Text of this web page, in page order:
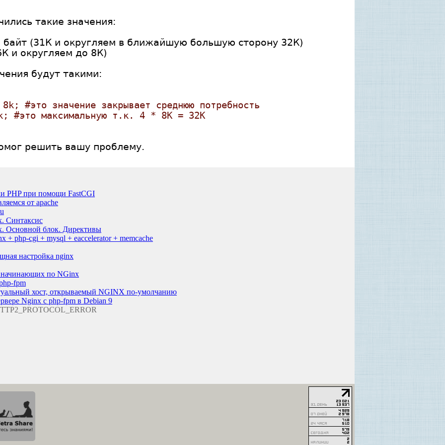
такие значения:
(31К и округляем в ближайшую большую сторону 32К)
и округляем до 8К)
будут такими:
#это значение закрывает среднюю потребность
максимальную т.к. 4 * 8К = 32К
решить вашу проблему.
PHP при помощи FastCGI
от apache
Синтаксис
Основной блок. Директивы
+ php-cgi + mysql + eaccelerator + memcache
настройка nginx
начинающих по NGinx
fpm
хост, открываемый NGINX по-умолчанию
Nginx с php-fpm в Debian 9